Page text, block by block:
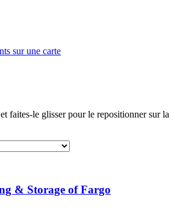
sur une carte
faites-le glisser pour le repositionner sur la
& Storage of Fargo